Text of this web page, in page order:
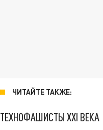
ЧИТАЙТЕ ТАКЖЕ:
ТЕХНОФАШИСТЫ XXI ВЕКА